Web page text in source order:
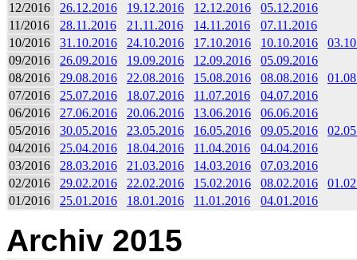
12/2016 26.12.2016 19.12.2016 12.12.2016
05.12.2016
11/2016
28.11.2016 21.11.2016 14.11.2016
07.11.2016
10/2016
31.10.2016 24.10.2016 17.10.2016 10.10.2016
09/2016
26.09.2016 19.09.2016 12.09.2016
05.09.2016
08/2016
29.08.2016 22.08.2016 15.08.2016 08.08.2016
07/2016
25.07.2016 18.07.2016 11.07.2016
04.07.2016
06/2016
27.06.2016 20.06.2016 13.06.2016
06.06.2016
05/2016
30.05.2016 23.05.2016 16.05.2016 09.05.2016
04/2016
25.04.2016 18.04.2016 11.04.2016
04.04.2016
03/2016
28.03.2016 21.03.2016 14.03.2016
07.03.2016
02/2016
29.02.2016 22.02.2016 15.02.2016 08.02.2016
01/2016
25.01.2016 18.01.2016 11.01.2016 04.01.2016
Archiv 2015